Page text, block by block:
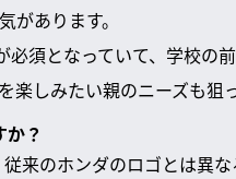
あります。
須となっていて、学校の
しみたい親のニーズも狙っ
？
来のホンダのロゴとは異